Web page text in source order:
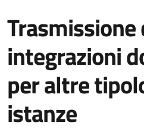
Trasmissione
integrazioni
per altre
istanze